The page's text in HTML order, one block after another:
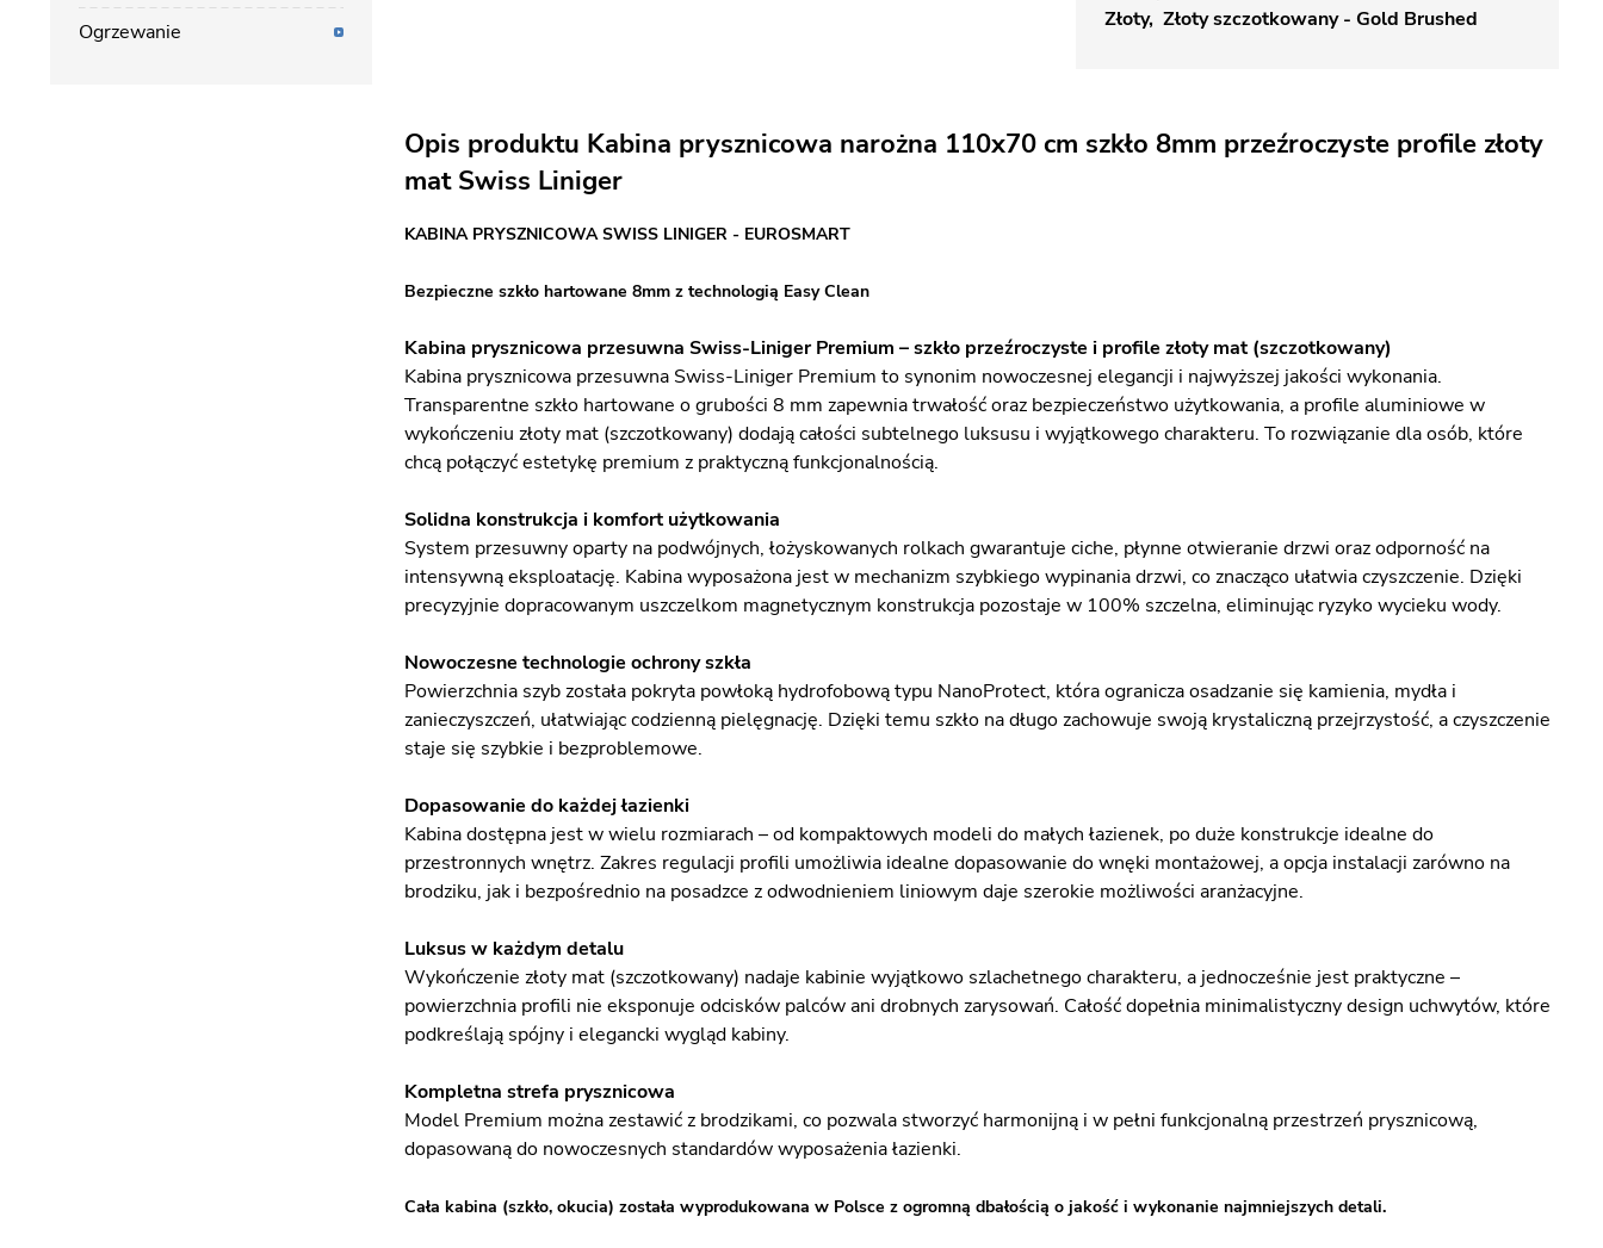
Złoty Złoty szczotkowany - Gold Brushed
Opis produktu Kabina prysznicowa narożna 110x70 cm szkło 8mm przeźroczyste profile złoty
mat Swiss Liniger
KABINA PRYSZNICOWA SWISS LINIGER - EUROSMART
Bezpieczne szkło hartowane 8mm z technologią Easy Clean
Kabina prysznicowa przesuwna Swiss-Liniger Premium – szkło przeźroczyste i profile złoty mat (szczotkowany)
Kabina prysznicowa przesuwna Swiss-Liniger Premium to synonim nowoczesnej elegancji i najwyższej jakości wykonania.
Transparentne szkło hartowane o grubości 8 mm zapewnia trwałość oraz bezpieczeństwo użytkowania, a profile aluminiowe w
wykończeniu złoty mat (szczotkowany) dodają całości subtelnego luksusu i wyjątkowego charakteru. To rozwiązanie dla osób, które
chcą połączyć estetykę premium z praktyczną funkcjonalnością.
Solidna konstrukcja i komfort użytkowania
System przesuwny oparty na podwójnych, łożyskowanych rolkach gwarantuje ciche, płynne otwieranie drzwi oraz odporność na
intensywną eksploatację. Kabina wyposażona jest w mechanizm szybkiego wypinania drzwi, co znacząco ułatwia czyszczenie. Dzięki
precyzyjnie dopracowanym uszczelkom magnetycznym konstrukcja pozostaje w 100% szczelna, eliminując ryzyko wycieku wody.
Nowoczesne technologie ochrony szkła
Powierzchnia szyb została pokryta powłoką hydrofobową typu NanoProtect, która ogranicza osadzanie się kamienia, mydła i
zanieczyszczeń, ułatwiając codzienną pielęgnację. Dzięki temu szkło na długo zachowuje swoją krystaliczną przejrzystość, a czyszczenie
staje się szybkie i bezproblemowe.
Dopasowanie do każdej łazienki
Kabina dostępna jest w wielu rozmiarach – od kompaktowych modeli do małych łazienek, po duże konstrukcje idealne do
przestronnych wnętrz. Zakres regulacji profili umożliwia idealne dopasowanie do wnęki montażowej, a opcja instalacji zarówno na
brodziku, jak i bezpośrednio na posadzce z odwodnieniem liniowym daje szerokie możliwości aranżacyjne.
Luksus w każdym detalu
Wykończenie złoty mat (szczotkowany) nadaje kabinie wyjątkowo szlachetnego charakteru, a jednocześnie jest praktyczne –
powierzchnia profili nie eksponuje odcisków palców ani drobnych zarysowań. Całość dopełnia minimalistyczny design uchwytów, które
podkreślają spójny i elegancki wygląd kabiny.
Kompletna strefa prysznicowa
Model Premium można zestawić z brodzikami, co pozwala stworzyć harmonijną i w pełni funkcjonalną przestrzeń prysznicową,
dopasowaną do nowoczesnych standardów wyposażenia łazienki.
Cała kabina (szkło, okucia) została wyprodukowana w Polsce z ogromną dbałością o jakość i wykonanie najmniejszych detali.
Ogrzewanie